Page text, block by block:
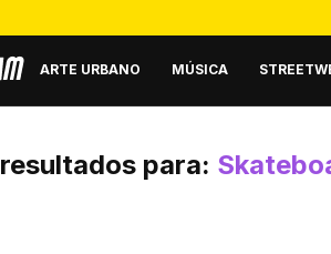
ARTE URBANO MÚSICA
resultados para: